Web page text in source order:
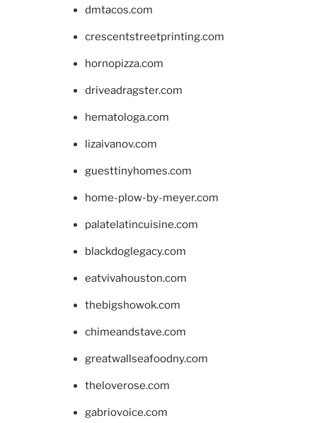
dmtacos.com
crescentstreetprinting.com
hornopizza.com
driveadragster.com
hematologa.com
lizaivanov.com
guesttinyhomes.com
home-plow-by-meyer.com
palatelatincuisine.com
blackdoglegacy.com
eatvivahouston.com
thebigshowok.com
chimeandstave.com
greatwallseafoodny.com
theloverose.com
gabriovoice.com